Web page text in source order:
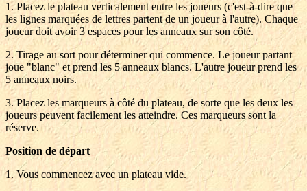
1. Placez le plateau verticalement entre les joueurs (c'est-à-dire que
les lignes marquées de lettres partent de un joueur à l'autre). Chaque
joueur doit avoir 3 espaces pour les anneaux sur son côté.
2. Tirage au sort pour déterminer qui commence. Le joueur partant
joue "blanc" et prend les 5 anneaux blancs. L'autre joueur prend les
5 anneaux noirs.
3. Placez les marqueurs à côté du plateau, de sorte que les deux les
joueurs peuvent facilement les atteindre. Ces marqueurs sont la
réserve.
Position de départ
1. Vous commencez avec un plateau vide.